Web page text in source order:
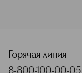
Горячая линия